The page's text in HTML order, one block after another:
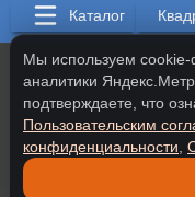
Каталог
Мы используем
аналитики
подтверждаете, что
Пользовательским
конфиденциальности